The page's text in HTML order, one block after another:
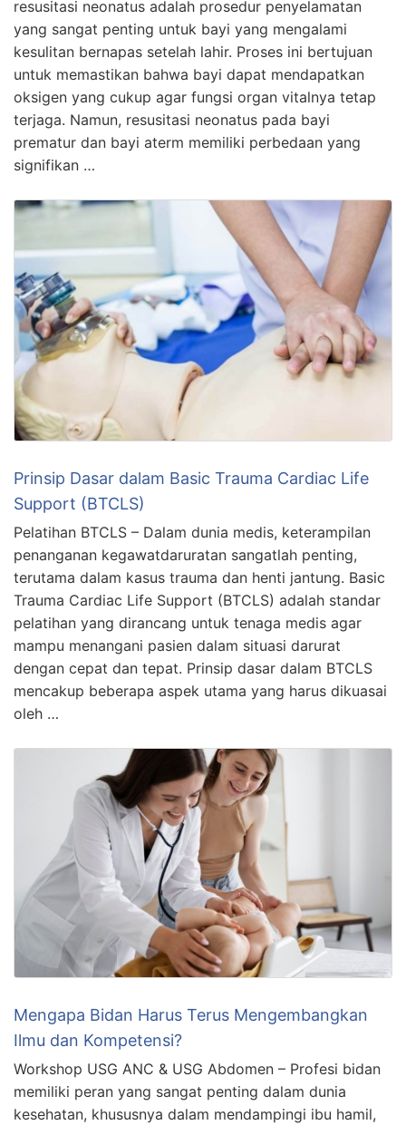
resusitasi neonatus adalah prosedur penyelamatan
yang sangat penting untuk bayi yang mengalami
kesulitan bernapas setelah lahir. Proses ini bertujuan
untuk memastikan bahwa bayi dapat mendapatkan
oksigen yang cukup agar fungsi organ vitalnya tetap
terjaga. Namun, resusitasi neonatus pada bayi
prematur dan bayi aterm memiliki perbedaan yang
signifikan …
Prinsip Dasar dalam Basic Trauma Cardiac Life
Support (BTCLS)
Pelatihan BTCLS – Dalam dunia medis, keterampilan
penanganan kegawatdaruratan sangatlah penting,
terutama dalam kasus trauma dan henti jantung. Basic
Trauma Cardiac Life Support (BTCLS) adalah standar
pelatihan yang dirancang untuk tenaga medis agar
mampu menangani pasien dalam situasi darurat
dengan cepat dan tepat. Prinsip dasar dalam BTCLS
mencakup beberapa aspek utama yang harus dikuasai
oleh …
Mengapa Bidan Harus Terus Mengembangkan
Ilmu dan Kompetensi?
Workshop USG ANC & USG Abdomen – Profesi bidan
memiliki peran yang sangat penting dalam dunia
kesehatan, khususnya dalam mendampingi ibu hamil,